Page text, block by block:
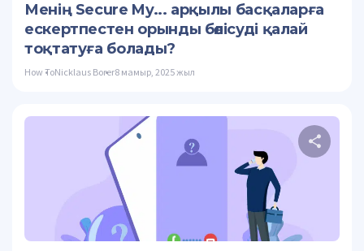
Менің Secure My... арқылы басқаларға
ескертпестен орынды бөлісуді қалай
тоқтатуға болады?
How ToNicklaus Borer8 мамыр, 2025 жыл
Twitter